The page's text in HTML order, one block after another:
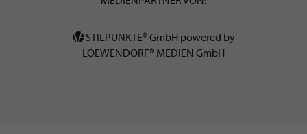
STILPUNKTE® GmbH powered by
LOEWENDORF® MEDIEN GmbH